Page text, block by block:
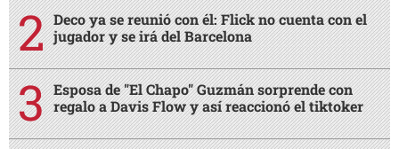
Deco ya se reunió con él: Flick no cuenta con el
jugador y se irá del Barcelona
Esposa de "El Chapo" Guzmán sorprende con
regalo a Davis Flow y así reaccionó el tiktoker